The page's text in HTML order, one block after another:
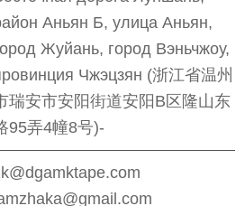
Аньян Б, улица Аньян,
Жуйань, город Вэньчжоу,
Чжэцзян (浙江省温州
瑞安市安阳街道安阳B区隆山东
95弄4幢8号)-